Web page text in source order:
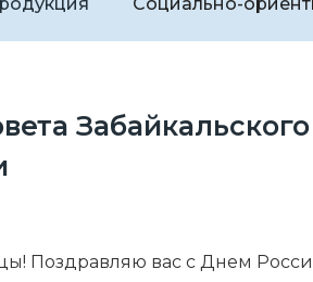
Поздравляю вас с Днем